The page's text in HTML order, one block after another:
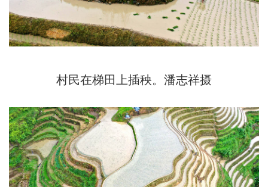
村民在梯田上插秧。潘志祥摄